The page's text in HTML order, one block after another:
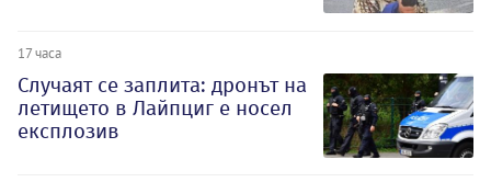
17 часа
Случаят се заплита: дронът на
летището в Лайпциг е носел
експлозив